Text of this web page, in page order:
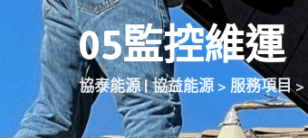
05監控維運
協泰能源 | 協益能源 > 服務項目>